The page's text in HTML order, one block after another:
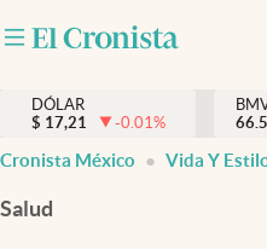
Internacionales
Opinión
Brand Strategy
DÓLAR
$ 17,21 -0.01%
Cronista México Vida Y
Salud